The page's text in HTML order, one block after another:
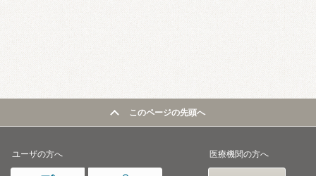
このページの先頭へ
ユーザの方へ 医療機関の方へ